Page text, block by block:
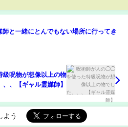
師と一緒にとんでもない場所に行ってき
呪物が想像以上の物
、、【ギャル霊媒師】
よう